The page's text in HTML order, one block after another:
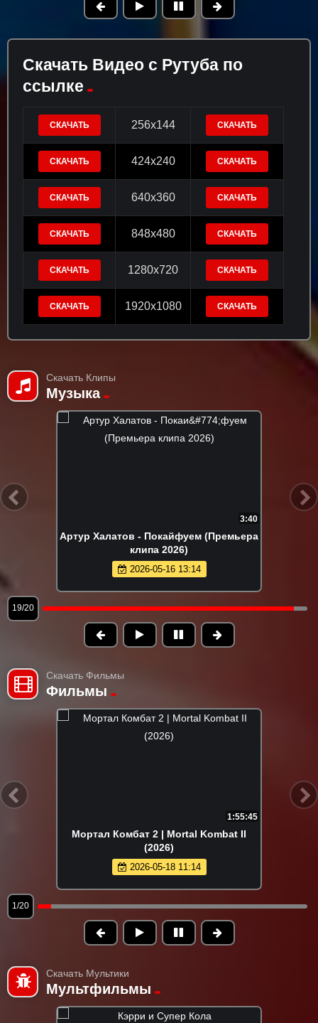
Скачать Видео с Рутуба по
ссылке
СКАЧАТЬ 256x144 СКАЧАТЬ
СКАЧАТЬ 424x240 СКАЧАТЬ
СКАЧАТЬ 640x360 СКАЧАТЬ
СКАЧАТЬ 848x480 СКАЧАТЬ
СКАЧАТЬ 1280x720 СКАЧАТЬ
СКАЧАТЬ 1920x1080 СКАЧАТЬ
Скачать Клипы
Музыка
3:40
Артур Халатов - Покайфуем (Премьера
клипа 2026)
2026-05-16 13:14
19/20
Скачать Фильмы
Фильмы
1:55:45
Мортал Комбат 2 | Mortal Kombat II
(2026)
2026-05-18 11:14
1/20
Скачать Мультики
Мультфильмы